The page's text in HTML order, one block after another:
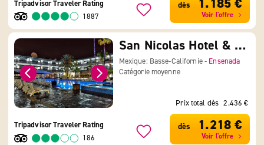
Tripadvisor Traveler Rating
1887
dès 1.185 €
Voir l'offre
San Nicolas Hotel & Casino
Mexique: Basse-Californie - Ensenada
Catégorie moyenne
Tripadvisor Traveler Rating
186
Prix total dès 2.436 €
dès 1.218 €
Voir l'offre